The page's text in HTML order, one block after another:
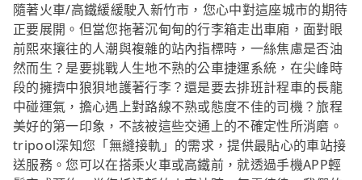
隨著火車/高鐵緩緩駛入新竹市，您心中對這座城市的期待
正要展開。但當您拖著沉甸甸的行李箱走出車廂，面對眼
前熙來攘往的人潮與複雜的站內指標時，一絲焦慮是否油
然而生？是要挑戰人生地不熟的公車捷運系統，在尖峰時
段的擁擠中狼狽地護著行李？還是要去排班計程車的長龍
中碰運氣，擔心遇上對路線不熟或態度不佳的司機？旅程
美好的第一印象，不該被這些交通上的不確定性所消磨。
tripool深知您「無縫接軌」的需求，提供最貼心的車站接
送服務。您可以在搭乘火車或高鐵前，就透過手機APP輕